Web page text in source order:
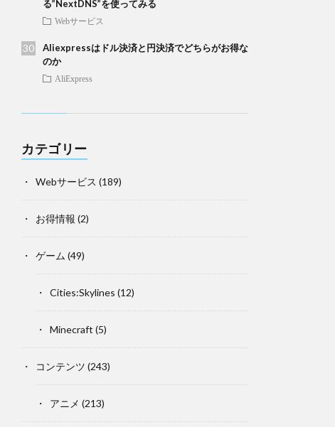
る”NextDNS”を使ってみる
Webサービス
Aliexpressはドル決済と円決済でどちらがお得な
のか
AliExpress
カテゴリー
Webサービス (189)
お得情報 (2)
ゲーム (49)
Cities:Skylines (12)
Minecraft (5)
コンテンツ (243)
アニメ (213)